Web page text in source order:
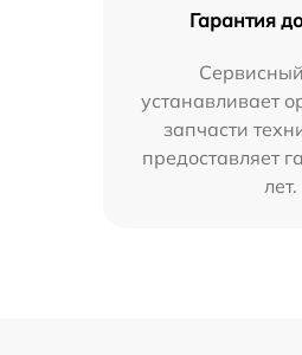
Гарантия
устанавливает
запчасти
предоставляет
лет.